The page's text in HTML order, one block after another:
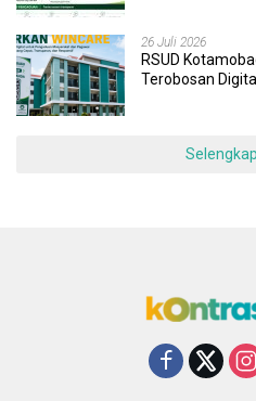
26 Juli 2026
RSUD
Terobosan